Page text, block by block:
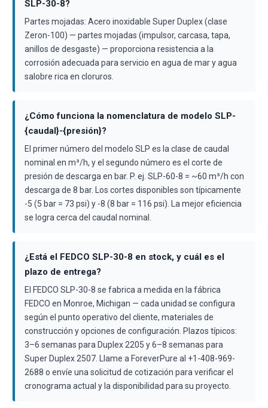
SLP-30-8?
Partes mojadas: Acero inoxidable Super Duplex (clase
Zeron-100) — partes mojadas (impulsor, carcasa, tapa,
anillos de desgaste) — proporciona resistencia a la
corrosión adecuada para servicio en agua de mar y agua
salobre rica en cloruros.
¿Cómo funciona la nomenclatura de modelo SLP-
{caudal}-{presión}?
El primer número del modelo SLP es la clase de caudal
nominal en m³/h, y el segundo número es el corte de
presión de descarga en bar. P. ej. SLP-60-8 = ~60 m³/h con
descarga de 8 bar. Los cortes disponibles son típicamente
-5 (5 bar = 73 psi) y -8 (8 bar = 116 psi). La mejor eficiencia
se logra cerca del caudal nominal.
¿Está el FEDCO SLP-30-8 en stock, y cuál es el
plazo de entrega?
El FEDCO SLP-30-8 se fabrica a medida en la fábrica
FEDCO en Monroe, Michigan — cada unidad se configura
según el punto operativo del cliente, materiales de
construcción y opciones de configuración. Plazos típicos:
3–6 semanas para Duplex 2205 y 6–8 semanas para
Super Duplex 2507. Llame a ForeverPure al +1-408-969-
2688 o envíe una solicitud de cotización para verificar el
cronograma actual y la disponibilidad para su proyecto.